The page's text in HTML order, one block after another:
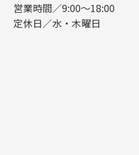
営業時間／9:00～18:00
定休日／水・木曜日